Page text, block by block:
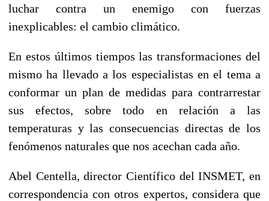
luchar contra un enemigo con fuerzas
inexplicables: el cambio climático.
En estos últimos tiempos las transformaciones del
mismo ha llevado a los especialistas en el tema a
conformar un plan de medidas para contrarrestar
sus efectos, sobre todo en relación a las
temperaturas y las consecuencias directas de los
fenómenos naturales que nos acechan cada año.
Abel Centella, director Científico del INSMET, en
correspondencia con otros expertos, considera que